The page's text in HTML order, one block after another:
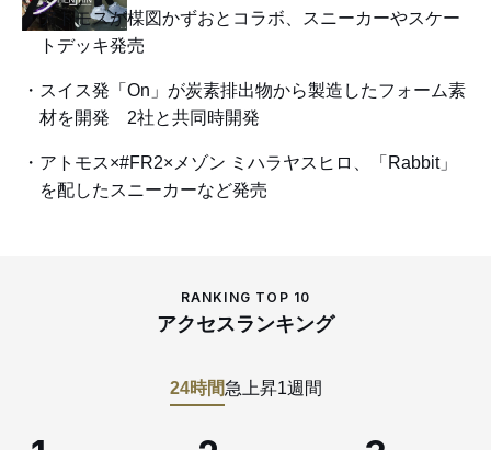
アトモスが楳図かずおとコラボ、スニーカーやスケー
トデッキ発売
スイス発「On」が炭素排出物から製造したフォーム素
材を開発 2社と共同時開発
アトモス×#FR2×メゾン ミハラヤスヒロ、「Rabbit」
を配したスニーカーなど発売
RANKING TOP 10
アクセスランキング
24時間急上昇1週間